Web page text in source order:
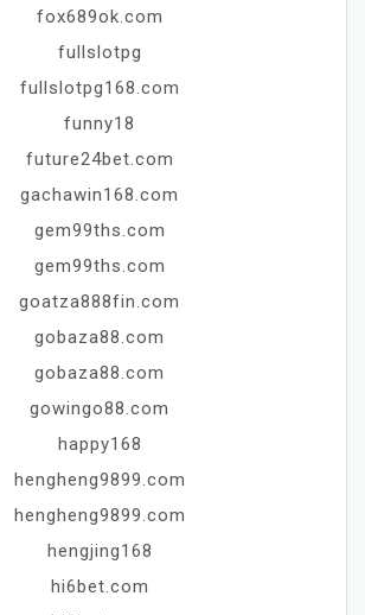
fox689ok.com
fullslotpg
fullslotpg168.com
funny18
future24bet.com
gachawin168.com
gem99ths.com
gem99ths.com
goatza888fin.com
gobaza88.com
gobaza88.com
gowingo88.com
happy168
hengheng9899.com
hengheng9899.com
hengjing168
hi6bet.com